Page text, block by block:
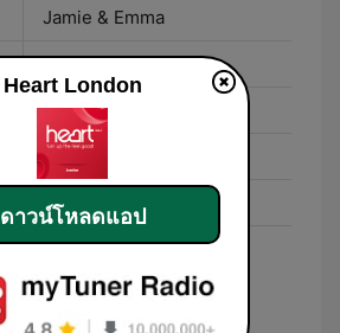
Jamie & Emma
Toby Anstis
Matt Wilkinson
JK and Lucy
Sian Welby
Kat Shoob
Heart London
ดาวน์โหลดแอป